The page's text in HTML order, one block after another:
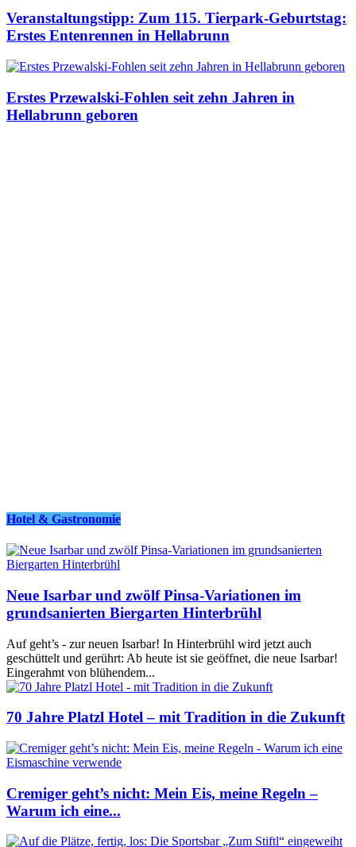
Veranstaltungstipp: Zum 115. Tierpark-Geburtstag:
Erstes Entenrennen in Hellabrunn
Erstes Przewalski-Fohlen seit zehn Jahren in
Hellabrunn geboren
Hotel & Gastronomie
Neue Isarbar und zwölf Pinsa-Variationen im
grundsanierten Biergarten Hinterbrühl
Auf geht’s - zur neuen Isarbar! In Hinterbrühl wird jetzt auch
geschüttelt und gerührt: Ab heute ist sie geöffnet, die neue Isarbar!
Eingerahmt von blühendem...
70 Jahre Platzl Hotel – mit Tradition in die Zukunft
Cremiger geht’s nicht: Mein Eis, meine Regeln –
Warum ich eine...